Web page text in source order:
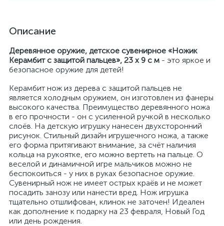
Описание
Деревянное оружие, детское сувенирное «Ножик
Керамбит с защитой пальцев», 23 х 9 с м - это яркое и
безопасное оружие для детей!
Керамбит нож из дерева с защитой пальцев не
является холодным оружием, он изготовлен из фанеры
высокого качества. Преимущество деревянного ножа
в его прочности - он с усиленной ручкой в несколько
слоёв. На детскую игрушку нанесен двухсторонний
рисунок. Стильный дизайн игрушечного ножа, а также
его форма притягивают внимание, за счёт наличия
кольца на рукоятке, его можно вертеть на пальце. О
веселой и динамичной игре мальчиков можно не
беспокоиться - у них в руках безопасное оружие.
Сувенирный нож не имеет острых краёв и не может
посадить занозу или нанести вред. Нож игрушка
тщательно отшлифован, клинок не заточен! Идеален
как дополнение к подарку на 23 февраля, Новый Год
или день рождения.